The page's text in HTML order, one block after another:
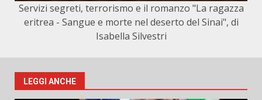
Servizi segreti, terrorismo e il romanzo "La ragazza
eritrea - Sangue e morte nel deserto del Sinai", di
Isabella Silvestri
LEGGI ANCHE